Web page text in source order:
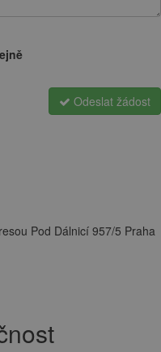
Odeslat žádost
Pod Dálnicí 957/5 Praha